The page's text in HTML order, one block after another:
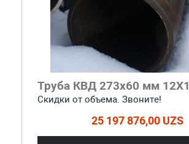
Труба КВД 273х60 мм
Скидки от объема. Звоните!
25 197 876,00 UZS